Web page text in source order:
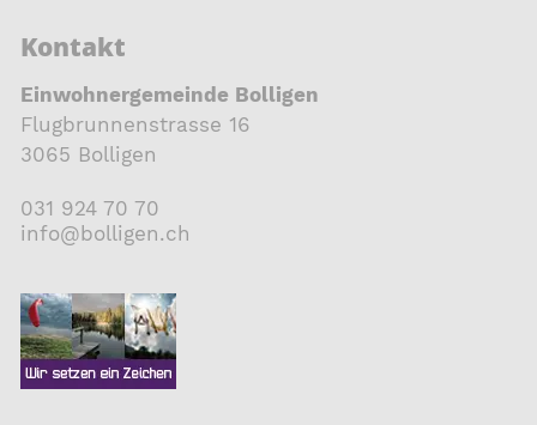
Kontakt
Einwohnergemeinde Bolligen
Flugbrunnenstrasse 16
3065 Bolligen
031 924 70 70
nf
b ll g n ch